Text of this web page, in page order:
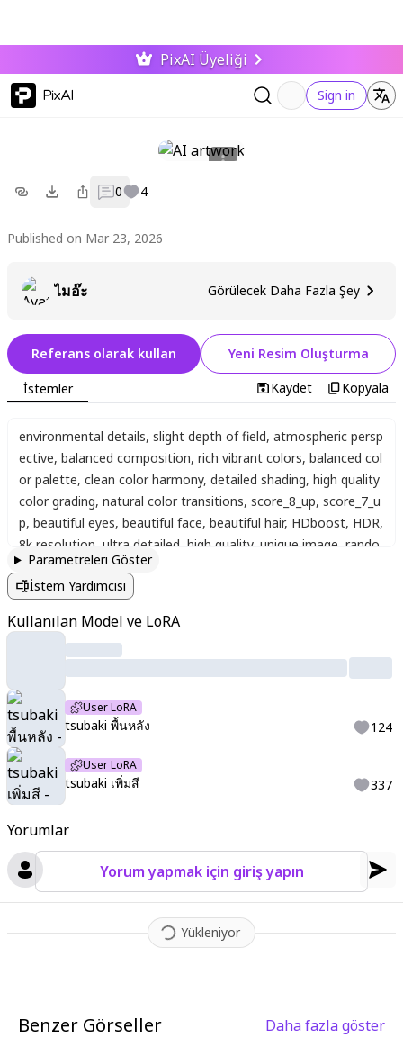
PixAI Üyeliği
PixAI Sign in
0 4
Published on Mar 23, 2026
ไมอ๊ะ Görülecek Daha Fazla Şey
Yorumlar
Yorum yapmak için giriş yapın
Yükleniyor
Referans olarak kullan Yeni Resim Oluşturma
İstemler Kaydet Kopyala
environmental details, slight depth of field, atmospheric persp
ective, balanced composition, rich vibrant colors, balanced col
or palette, clean color harmony, detailed shading, high quality
color grading, natural color transitions, score_8_up, score_7_u
p, beautiful eyes, beautiful face, beautiful hair, HDboost, HDR,
8k resolution ultra detailed high quality, unique image rando
m character, full body,
me illustration. great quality
Parametreleri Göster
İstem Yardımcısı
Kullanılan Model ve LoRA
User LoRA
tsubaki พื้นหลัง 124
User LoRA
tsubaki เพิ่มสี 337
Benzer Görseller Daha fazla göster